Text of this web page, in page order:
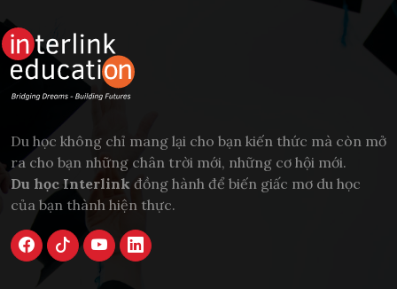
Du học không chỉ mang lại cho bạn kiến thức mà còn mở
ra cho bạn những chân trời mới, những cơ hội mới.
Du học Interlink đồng hành để biến giấc mơ du học
của bạn thành hiện thực.